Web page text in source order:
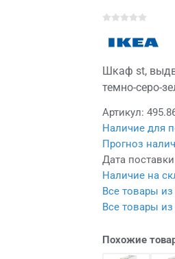
Шкаф st,
темно-серо-
Артикул:
Наличие для
Прогноз
Дата
Наличие на
Все товары из
Все товары из
Похожие